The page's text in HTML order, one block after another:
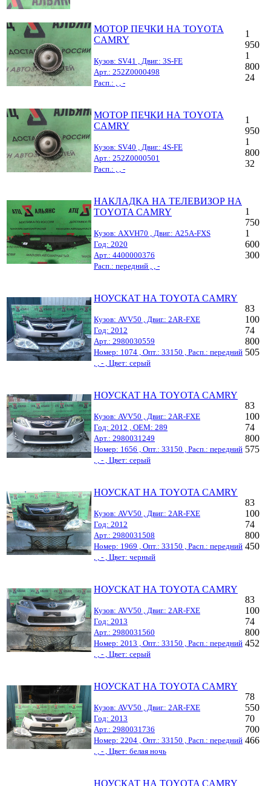
МОТОР ПЕЧКИ НА TOYOTA
CAMRY
Кузов: SV41 , Двиг.: 3S-FE
Арт.: 252Z0000498
Расп.: , , -
1
950
1
800
24
МОТОР ПЕЧКИ НА TOYOTA
CAMRY
Кузов: SV40 , Двиг.: 4S-FE
Арт.: 252Z0000501
Расп.: , , -
1
950
1
800
32
НАКЛАДКА НА ТЕЛЕВИЗОР НА
TOYOTA CAMRY
Кузов: AXVH70 , Двиг.: A25A-FXS
Год: 2020
Арт.: 4400000376
Расп.: передний , , -
1
750
1
600
300
НОУСКАТ НА TOYOTA CAMRY
Кузов: AVV50 , Двиг.: 2AR-FXE
Год: 2012
Арт.: 2980030559
Номер: 1074 , Опт.: 33150 , Расп.: передний
, , - , Цвет: серый
83
100
74
800
505
НОУСКАТ НА TOYOTA CAMRY
Кузов: AVV50 , Двиг.: 2AR-FXE
Год: 2012 , OEM: 289
Арт.: 2980031249
Номер: 1656 , Опт.: 33150 , Расп.: передний
, , - , Цвет: серый
83
100
74
800
575
НОУСКАТ НА TOYOTA CAMRY
Кузов: AVV50 , Двиг.: 2AR-FXE
Год: 2012
Арт.: 2980031508
Номер: 1969 , Опт.: 33150 , Расп.: передний
, , - , Цвет: черный
83
100
74
800
450
НОУСКАТ НА TOYOTA CAMRY
Кузов: AVV50 , Двиг.: 2AR-FXE
Год: 2013
Арт.: 2980031560
Номер: 2013 , Опт.: 33150 , Расп.: передний
, , - , Цвет: серый
83
100
74
800
452
НОУСКАТ НА TOYOTA CAMRY
Кузов: AVV50 , Двиг.: 2AR-FXE
Год: 2013
Арт.: 2980031736
Номер: 2204 , Опт.: 33150 , Расп.: передний
, , - , Цвет: белая ночь
78
550
70
700
466
НОУСКАТ НА TOYOTA CAMRY